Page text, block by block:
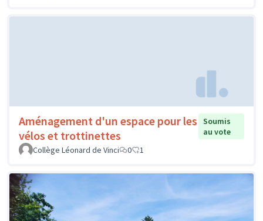
Aménagement d'un espace pour les
vélos et trottinettes
Soumis
au vote
Collège Léonard de Vinci
0 1